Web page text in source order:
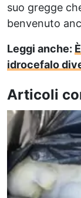
suo gregge
benvenuto
Leggi anche:
idrocefalo
Articoli